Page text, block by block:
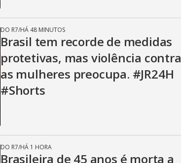
DO R7/HÁ 48 MINUTOS
Brasil tem recorde de medidas
protetivas, mas violência contra
as mulheres preocupa. #JR24H
#Shorts
DO R7/HÁ 1 HORA
Brasileira de 45 anos é morta a